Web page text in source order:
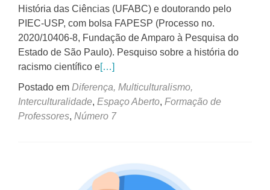
História das Ciências (UFABC) e doutorando pelo
PIEC-USP, com bolsa FAPESP (Processo no.
2020/10406-8, Fundação de Amparo à Pesquisa do
Estado de São Paulo). Pesquiso sobre a história do
racismo científico e[…]
Postado em Diferença, Multiculturalismo,
Interculturalidade, Espaço Aberto, Formação de
Professores, Número 7